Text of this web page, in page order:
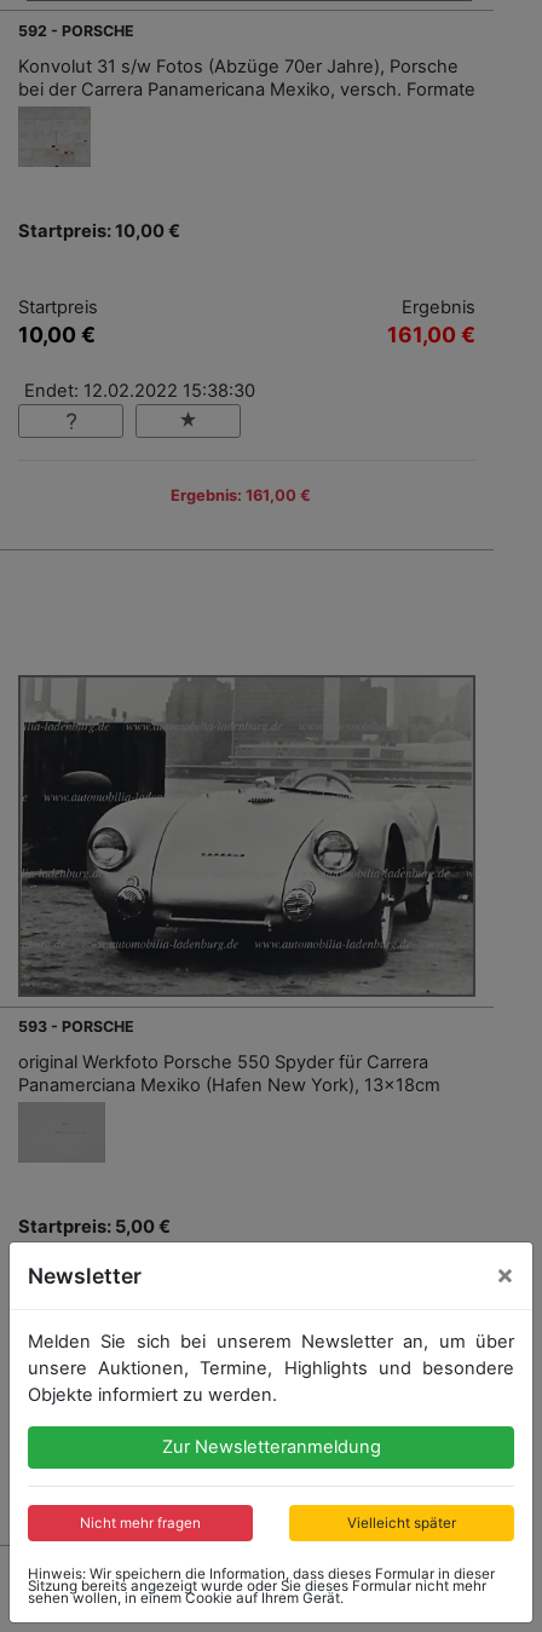
592 - PORSCHE
Konvolut 31 s/w Fotos (Abzüge 70er Jahre), Porsche
bei der Carrera Panamericana Mexiko, versch. Formate
Startpreis: 10,00 €
Startpreis
10,00 €
Ergebnis
161,00 €
Endet: 12.02.2022 15:38:30
Ergebnis: 161,00 €
593 - PORSCHE
original Werkfoto Porsche 550 Spyder für Carrera
Panamerciana Mexiko (Hafen New York), 13x18cm
Startpreis: 5,00 €
5,00 €
Endet: 12.02.2022 15:38:40
Ergebnis: 38,00 €
Newsletter ×
Melden Sie sich bei unserem Newsletter an, um über
unsere Auktionen, Termine, Highlights und besondere
Objekte informiert zu werden.
Zur Newsletteranmeldung
Nicht mehr fragen Vielleicht später
Hinweis: Wir speichern die Information, dass dieses Formular in dieser
Sitzung bereits angezeigt wurde oder Sie dieses Formular nicht mehr
sehen wollen, in einem Cookie auf Ihrem Gerät.